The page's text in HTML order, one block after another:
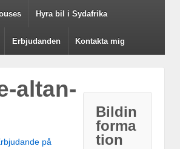
Hyra bil i Sydafrika
Erbjudanden Kontakta mig
altan-
på
Bildin
forma
tion